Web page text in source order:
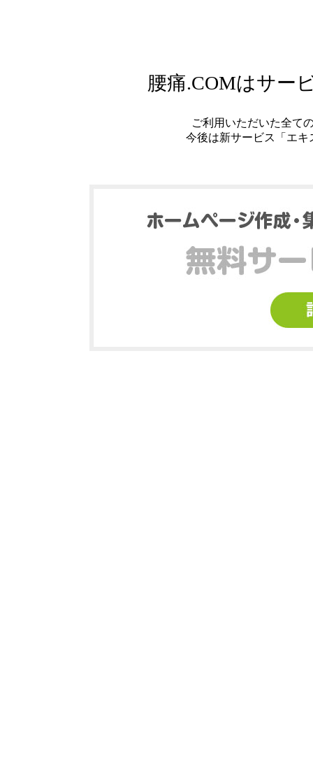
腰痛.COMはサー
ご利用いただいた全て
今後は新サービス「エ